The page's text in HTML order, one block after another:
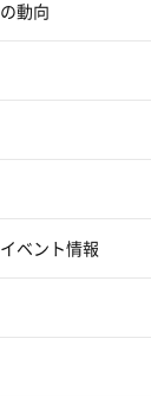
動向
ベント情報